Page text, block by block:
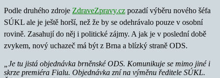
Podle druhého zdroje ZdraveZpravy.cz pozadí výběru nového šéfa
SÚKL ale je ještě horší, než že by se odehrávalo pouze v osobní
rovině. Zasahují do něj i politické zájmy. A jak je v poslední době
zvykem, nový uchazeč má být z Brna a blízký straně ODS.
„Je tu jistá objednávka brněnské ODS. Komunikuje se mimo jiné i
skrze premiéra Fialu. Objednávka zní na výměnu ředitele SÚKL.